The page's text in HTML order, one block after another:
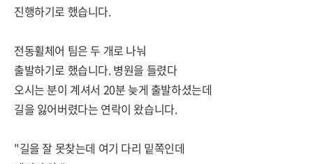
진행하기로 했습니다.
전동휠체어 팀은 두 개로 나눠
출발하기로 했습니다. 병원을 들렸다
오시는 분이 계셔서 20분 늦게 출발하셨는데
길을 잃어버렸다는 연락이 왔습니다.
"길을 잘 못찾는데 여기 다리 밑쪽인데